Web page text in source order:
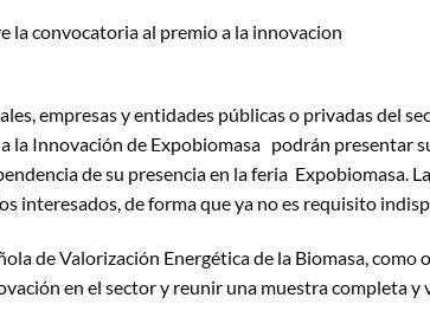
empresas y entidades públicas o privadas del
la Innovación de Expobiomasa podrán presentar
de su presencia en la feria Expobiomasa.
interesados, de forma que ya no es requisito
de Valorización Energética de la Biomasa,
en el sector y reunir una muestra completa y